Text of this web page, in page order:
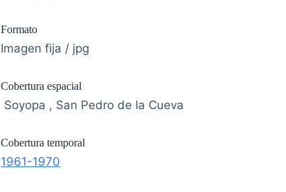
Formato
Imagen fija / jpg
Cobertura espacial
Soyopa , San Pedro de la Cueva
Cobertura temporal
1961-1970